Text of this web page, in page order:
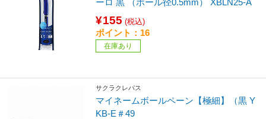
¥155 (税込)
ポイント：16
在庫あり
サクラクレパス
マイネームボールペーン【極細】（黒 Y
KB-E＃49